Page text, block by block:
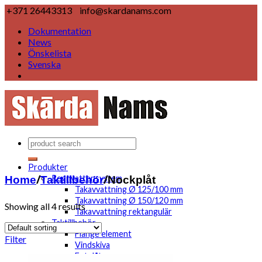
+371 26443313
info@skardanams.com
Dokumentation
News
Önskelista
Svenska
Produkter
Regnvattensystem
Takavvattning Ø 125/100 mm
Takavvattning Ø 150/120 mm
Takavvattning rektangulär
Taktillbehör
Flange element
Vindskiva
Fotplåt
Home/Taktillbehör/Nockplåt
Showing all 4 results
Filter